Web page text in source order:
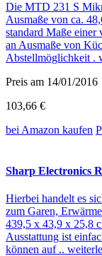
Die MTD 231 S
Ausmaße von ca.
standard Maße
an Ausmaße von
Abstellmöglichkeit .
Preis am 14/01/2016
103,66 €
bei Amazon kaufen
Sharp Electronics
Hierbei handelt es
zum Garen,
439,5 x 43,9 x 25,8
Ausstattung ist
können auf ..